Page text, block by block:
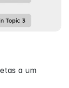
a um